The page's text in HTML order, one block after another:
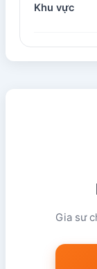
Khu vực
Gia sư